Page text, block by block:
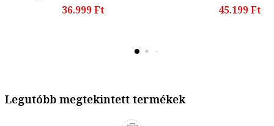
36.999 Ft
45.199 Ft
Legutóbb megtekintett termékek